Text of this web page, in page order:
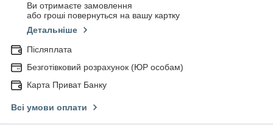
Ви отримаєте замовлення
або гроші повернуться на вашу картку
Детальніше
Післяплата
Безготівковий розрахунок (ЮР особам)
Карта Приват Банку
Всі умови оплати